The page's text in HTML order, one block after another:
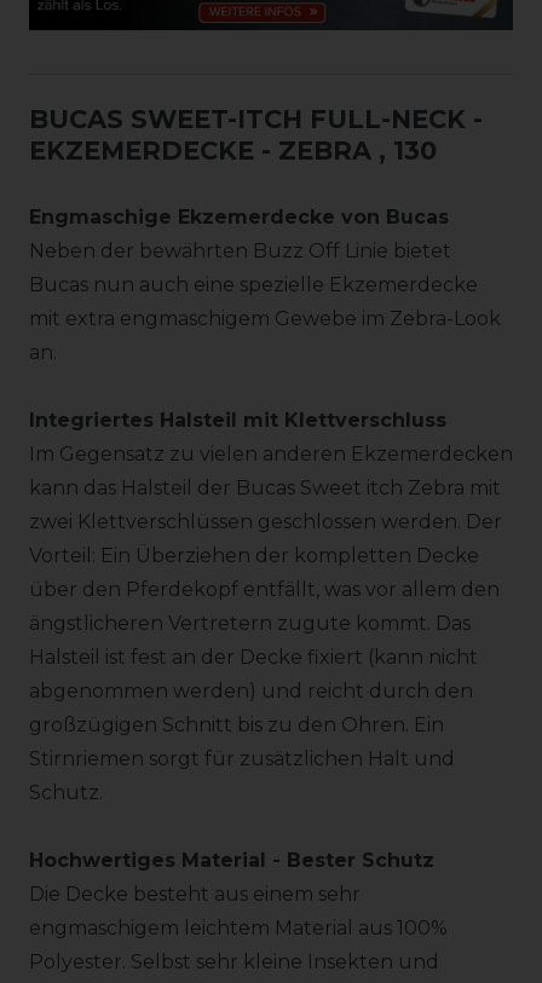
BUCAS SWEET-ITCH FULL-NECK -
EKZEMERDECKE - ZEBRA , 130
Engmaschige Ekzemerdecke von Bucas
Neben der bewährten Buzz Off Linie bietet
Bucas nun auch eine spezielle Ekzemerdecke
mit extra engmaschigem Gewebe im Zebra-Look
an.
Integriertes Halsteil mit Klettverschluss
Im Gegensatz zu vielen anderen Ekzemerdecken
kann das Halsteil der Bucas Sweet itch Zebra mit
zwei Klettverschlüssen geschlossen werden. Der
Vorteil: Ein Überziehen der kompletten Decke
über den Pferdekopf entfällt, was vor allem den
ängstlicheren Vertretern zugute kommt. Das
Halsteil ist fest an der Decke fixiert (kann nicht
abgenommen werden) und reicht durch den
großzügigen Schnitt bis zu den Ohren. Ein
Stirnriemen sorgt für zusätzlichen Halt und
Schutz.
Hochwertiges Material - Bester Schutz
Die Decke besteht aus einem sehr
engmaschigem leichtem Material aus 100%
Polyester. Selbst sehr kleine Insekten und